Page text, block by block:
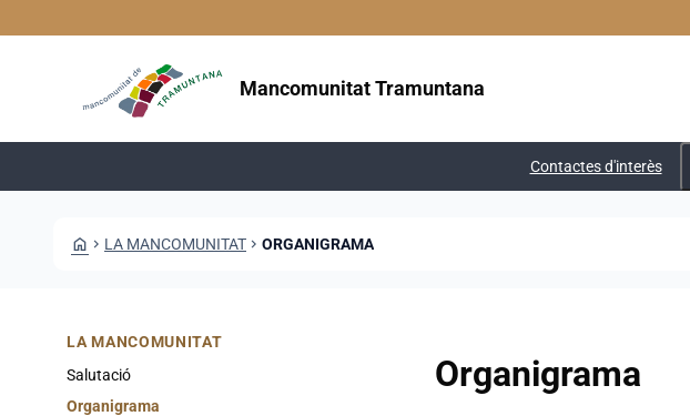
Mancomunitat Tramuntana
Contactes d'interès
HOME CHEVRON_RIGHT LA MANCOMUNITAT CHEVRON_RIGHT ORGANIGRAMA
LA MANCOMUNITAT
Salutació
Organigrama
Organigrama